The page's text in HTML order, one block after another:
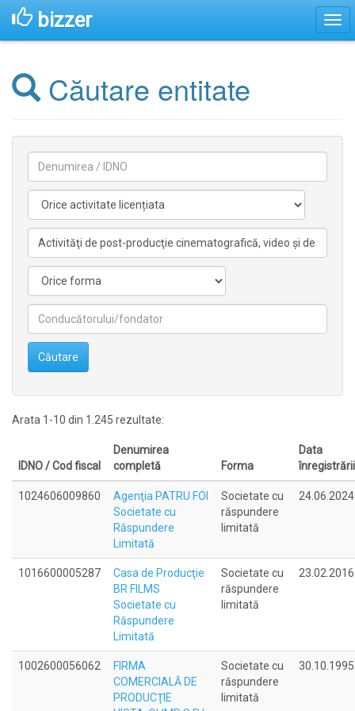
bizzer
Căutare entitate
licentiata
nelicentiata
Căutare
Arata 1-10 din 1.245 rezultate:
IDNO / Cod fiscal
Denumirea
completă
Forma
Data
înregistrării
1024606009860
Agenţia PATRU FOI
Societate cu
Răspundere
Limitată
Societate cu
răspundere
limitată
24.06.2024
1016600005287
Casa de Producţie
BR FILMS
Societate cu
Răspundere
Limitată
Societate cu
răspundere
limitată
23.02.2016
1002600056062
FIRMA
COMERCIALĂ DE
PRODUCŢIE
Societate cu
răspundere
limitată
30.10.1995